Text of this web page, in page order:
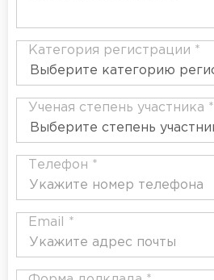
Категория регистрации *
Ученая степень участника *
Телефон *
Email *